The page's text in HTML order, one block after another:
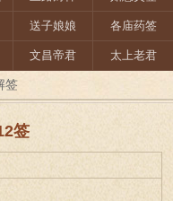
送子娘娘 各庙药签
文昌帝君 太上老君
签
签